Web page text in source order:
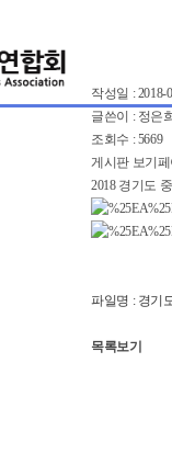
조직도 오시는 길
활성화 지원
작성일 : 2018-
글쓴이 : 정은희
조회수 : 5669
게시판 보기페
2018 경기도
파일명 : 경기
목록보기